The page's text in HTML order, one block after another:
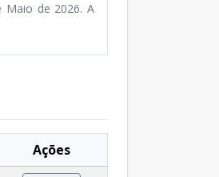
Maio de 2026. A
Ações